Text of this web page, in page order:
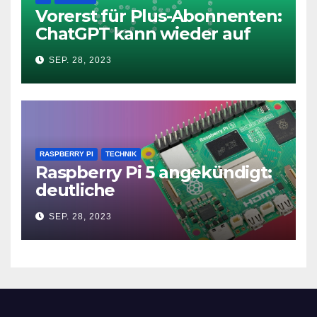
Vorerst für Plus-Abonnenten:
ChatGPT kann wieder auf
das Internet zugreifen
SEP. 28, 2023
RASPBERRY PI TECHNIK
Raspberry Pi 5 angekündigt:
deutliche
Leistungssteigerung und bis
zu 2x 4K60
SEP. 28, 2023